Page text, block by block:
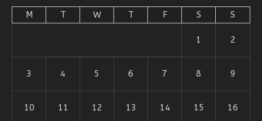
M T W T F S S
1 2
3 4 5 6 7 8 9
10 11 12 13 14 15 16